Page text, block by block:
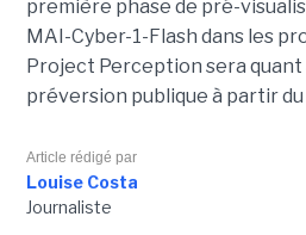
première phase de pré-
MAI-Cyber-1-Flash dans les
Project Perception sera quant
préversion publique à partir du
Article rédigé par
Louise Costa
Journaliste